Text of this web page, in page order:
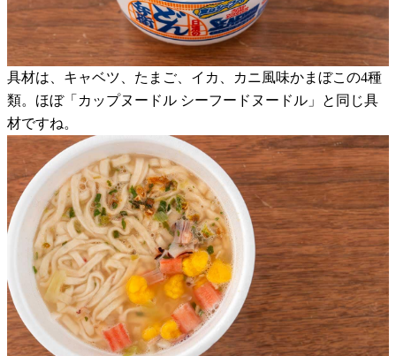
具材は、キャベツ、たまご、イカ、カニ風味かまぼこの4種
類。ほぼ「カップヌードル シーフードヌードル」と同じ具
材ですね。